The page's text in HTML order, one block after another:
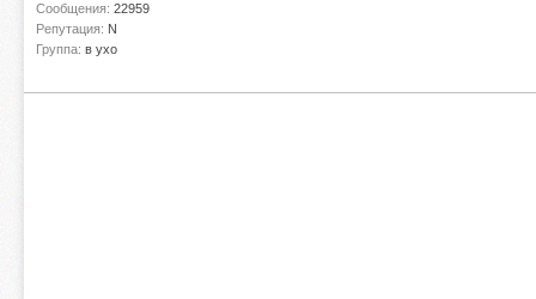
Сообщения: 22959
Репутация: N
Группа: в ухо